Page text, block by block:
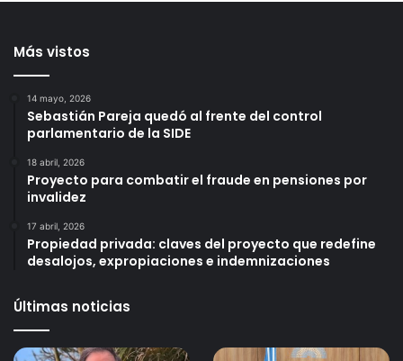
Más vistos
14 mayo, 2026
Sebastián Pareja quedó al frente del control
parlamentario de la SIDE
18 abril, 2026
Proyecto para combatir el fraude en pensiones por
invalidez
17 abril, 2026
Propiedad privada: claves del proyecto que redefine
desalojos, expropiaciones e indemnizaciones
Últimas noticias